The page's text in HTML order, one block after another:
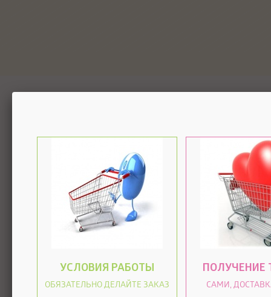
УСЛОВИЯ РАБОТЫ
ОБЯЗАТЕЛЬНО ДЕЛАЙТЕ ЗАКАЗ
ПОЛУЧЕНИЕ
САМИ,